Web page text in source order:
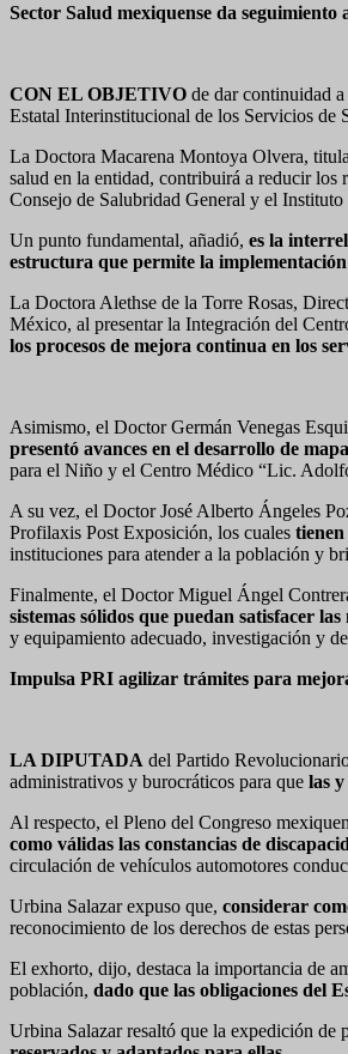
Sector Salud mexiquense da
CON EL OBJETIVO de dar continuidad
Estatal Interinstitucional de los Servicios de
La Doctora Macarena Montoya Olvera,
salud en la entidad, contribuirá a reducir
Consejo de Salubridad General y el
Un punto fundamental, añadió, es la
estructura que permite la
La Doctora Alethse de la Torre Rosas,
México, al presentar la Integración del
los procesos de mejora continua en los
Asimismo, el Doctor Germán Venegas
presentó avances en el desarrollo de
para el Niño y el Centro Médico “Lic.
A su vez, el Doctor José Alberto Ángeles
Profilaxis Post Exposición, los cuales
instituciones para atender a la población y
Finalmente, el Doctor Miguel Ángel
sistemas sólidos que puedan satisfacer
y equipamiento adecuado, investigación y
Impulsa PRI agilizar trámites para
LA DIPUTADA del Partido
administrativos y burocráticos para que las
Al respecto, el Pleno del Congreso
como válidas las constancias de
circulación de vehículos automotores
Urbina Salazar expuso que, considerar
reconocimiento de los derechos de estas
El exhorto, dijo, destaca la importancia de
población, dado que las obligaciones del
Urbina Salazar resaltó que la expedición de